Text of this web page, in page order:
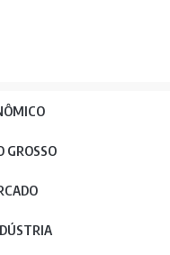
GROSSO